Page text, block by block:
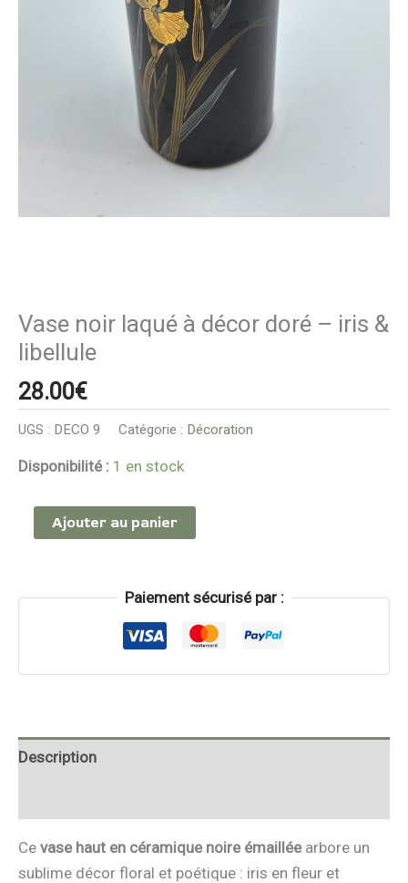
Vase noir laqué à décor doré – iris &
libellule
28.00€
UGS : DECO 9 Catégorie : Décoration
Disponibilité : 1 en stock
Ajouter au panier
Paiement sécurisé par :
Description
Ce vase haut en céramique noire émailléearbore un
sublime décor floral et poétique : iris en fleur et